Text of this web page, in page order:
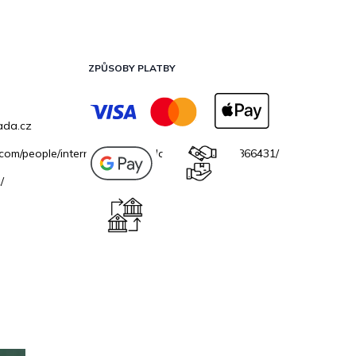
people/internetovazahradacz/100069706866431/
ZPŮSOBY PLATBY